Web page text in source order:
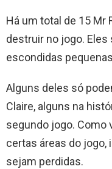
Há um total de 15 Mr
destruir no jogo. Eles
escondidas
Alguns deles só
Claire, alguns na
segundo jogo. Como
certas áreas do
sejam perdidas.